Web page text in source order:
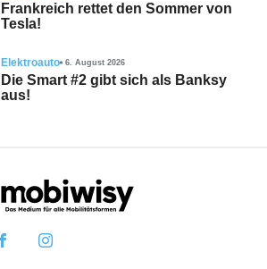
Frankreich rettet den Sommer von
Tesla!
Elektroauto 6. August 2026
Die Smart #2 gibt sich als Banksy
aus!